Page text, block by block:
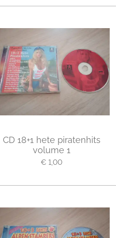
CD 18+1 hete piratenhits
volume 1
€ 1,00